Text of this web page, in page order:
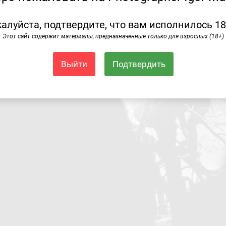
подтвердите, что вам исполнилось
Этот сайт содержит материалы, предназначенные только для взрослых (18+)
Выйти Подтвердить